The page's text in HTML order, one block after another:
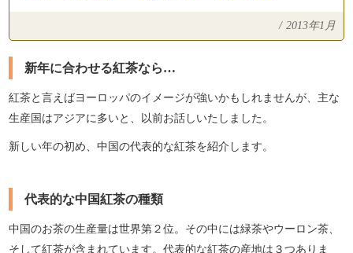
/ 2013年1月
新年に合わせる紅茶なら…
紅茶と言えばヨーロッパのイメージが強いかもしれませんが、主な
生産国はアジアに多いと、以前お話しいたしました。
新しい年の初め、中国の代表的な紅茶を紹介します。
代表的な中国紅茶の種類
中国のお茶の生産量は世界第２位。その中には緑茶やウーロン茶、
そして紅茶が含まれています。代表的な紅茶の産地は３つありま